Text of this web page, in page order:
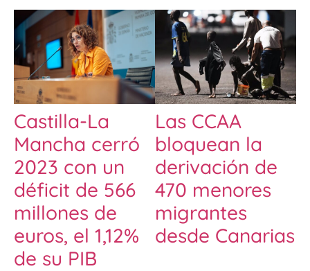
Castilla-La
Mancha cerró
2023 con un
déficit de 566
millones de
euros, el 1,12%
de su PIB
Las CCAA
bloquean la
derivación de
470 menores
migrantes
desde Canarias